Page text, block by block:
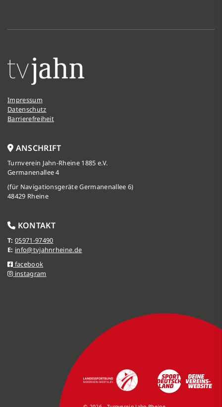
Impressum
Datenschutz
Barrierefreiheit
ANSCHRIFT
Turnverein Jahn-Rheine 1885 e.V.
Germanenallee 4
(für Navigationsgeräte Germanenallee 6)
48429 Rheine
KONTAKT
T: 05971-97490
E: info@tvjahnrheine.de
facebook
instagram